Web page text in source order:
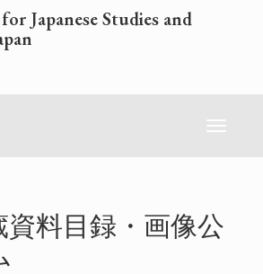
Japanese Studies and
Toggle
料目録・画像公